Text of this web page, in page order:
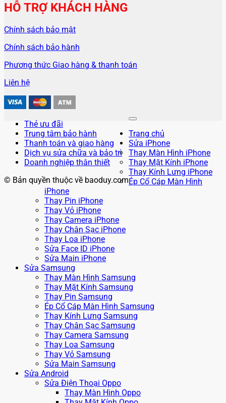
HỖ TRỢ KHÁCH HÀNG
Chính sách bảo mật
Chính sách bảo hành
Phương thức Giao hàng & thanh toán
Liên hệ
Thẻ ưu đãi
Trung tâm bảo hành
Thanh toán và giao hàng
Dịch vụ sửa chữa và bảo trì
Doanh nghiệp thân thiết
© Bản quyền thuộc về baoduy.com
Trang chủ
Sửa iPhone
Thay Màn Hình iPhone
Thay Mặt Kính iPhone
Thay Kính Lưng iPhone
Ép Cổ Cáp Màn Hình
iPhone
Thay Pin iPhone
Thay Vỏ iPhone
Thay Camera iPhone
Thay Chân Sạc iPhone
Thay Loa iPhone
Sửa Face ID iPhone
Sửa Main iPhone
Sửa Samsung
Thay Màn Hình Samsung
Thay Mặt Kính Samsung
Thay Pin Samsung
Ép Cổ Cáp Màn Hình Samsung
Thay Kính Lưng Samsung
Thay Chân Sạc Samsung
Thay Camera Samsung
Thay Loa Samsung
Thay Vỏ Samsung
Sửa Main Samsung
Sửa Android
Sửa Điện Thoại Oppo
Thay Màn Hình Oppo